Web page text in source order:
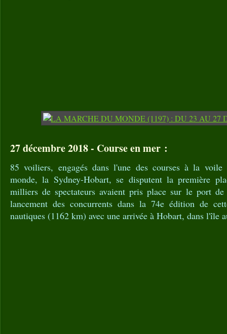
27 décembre 2018 - Course en mer :
85 voiliers, engagés dans l'une des courses à la voile
monde, la Sydney-Hobart, se disputent la première
milliers de spectateurs avaient pris place sur le port de
lancement des concurrents dans la 74e édition de
nautiques (1162 km) avec une arrivée à Hobart, dans l'île